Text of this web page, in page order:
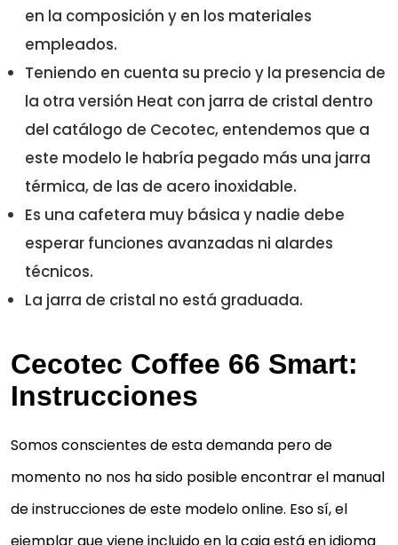
en la composición y en los materiales
empleados.
Teniendo en cuenta su precio y la presencia de
la otra versión Heat con jarra de cristal dentro
del catálogo de Cecotec, entendemos que a
este modelo le habría pegado más una jarra
térmica, de las de acero inoxidable.
Es una cafetera muy básica y nadie debe
esperar funciones avanzadas ni alardes
técnicos.
La jarra de cristal no está graduada.
Cecotec Coffee 66 Smart:
Instrucciones
Somos conscientes de esta demanda pero de
momento no nos ha sido posible encontrar el manual
de instrucciones de este modelo online. Eso sí, el